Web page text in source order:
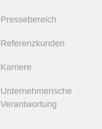
Pressebereich
Referenzkunden
Karriere
Unternehmerische
Verantwortung